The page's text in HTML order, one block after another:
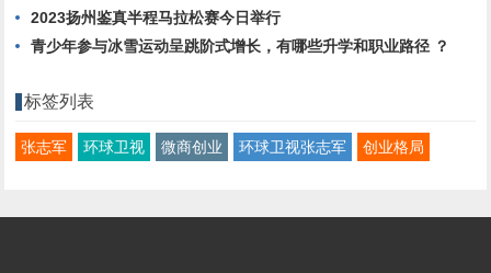
2023扬州鉴真半程马拉松赛今日举行
青少年参与冰雪运动呈跳阶式增长，有哪些升学和职业路径 ？
标签列表
张志军 环球卫视 微商创业 环球卫视张志军 创业格局